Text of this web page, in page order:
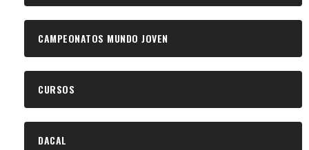
CAMPEONATOS MUNDO JOVEN
CURSOS
DACAL